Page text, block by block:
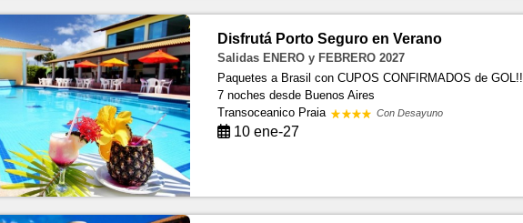
Disfrutá Porto Seguro en Verano
Salidas ENERO y FEBRERO 2027
Paquetes a Brasil con CUPOS CONFIRMADOS de GOL!!
7 noches desde Buenos Aires
Transoceanico Praia
Con Desayuno
10 ene-27